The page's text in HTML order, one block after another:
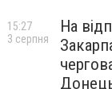
На
15:27
3 серпня